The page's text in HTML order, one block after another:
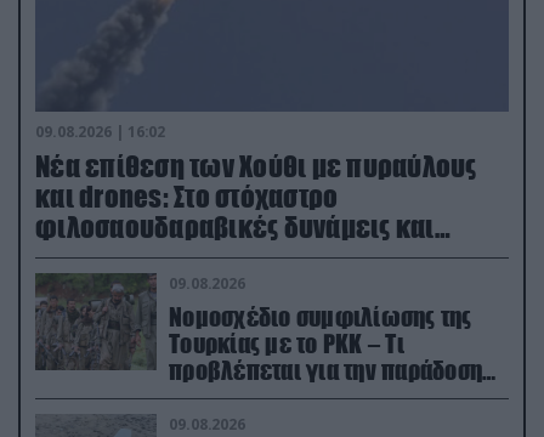
09.08.2026 | 16:02
Νέα επίθεση των Χούθι με πυραύλους
και drones: Στο στόχαστρο
φιλοσαουδαραβικές δυνάμεις και
εγκαταστάσεις
09.08.2026
Νομοσχέδιο συμφιλίωσης της
Τουρκίας με το ΡΚΚ – Τι
προβλέπεται για την παράδοση
των όπλων
09.08.2026